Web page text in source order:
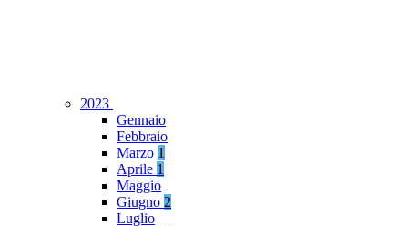
2023
Gennaio
Febbraio
Marzo 1
Aprile 1
Maggio
Giugno 2
Luglio